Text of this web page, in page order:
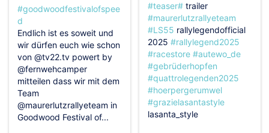
#teaser# trailer
#maurerlutzrallyeteam
#LS55 rallylegendofficial
2025#rallylegend2025
#racestore #autewo_de
#gebrüderhopfen
#quattrolegenden2025
#hoerpergerumwel
#grazielasantastyle
lasanta_style
#goodwoodfestivalofspee
d
Endlich ist es soweit und
wir dürfen euch wie schon
von @tv22.tv powert by
@fernwehcamper
mitteilen dass wir mit dem
Team
@maurerlutzrallyeteam in
Goodwood Festival of...